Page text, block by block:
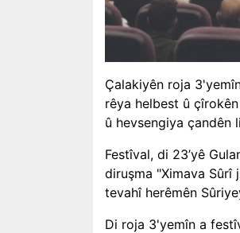
Çalakiyên roja
rêya helbest û
û hevsengiya çandên
Festîval, di 23’yê
diruşma "Ximava
tevahî herêmên
Di roja 3'yemîn a